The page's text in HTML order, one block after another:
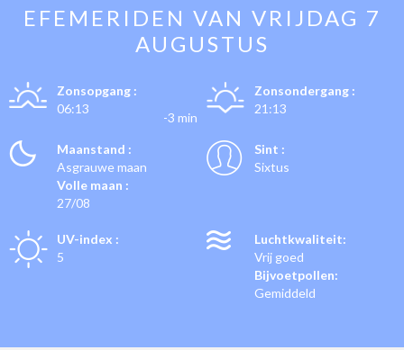
EFEMERIDEN VAN VRIJDAG 7
AUGUSTUS
Zonsopgang :
06:13
-3 min
Zonsondergang :
21:13
Maanstand :
Asgrauwe maan
Volle maan :
27/08
Sint :
Sixtus
UV-index :
5
Luchtkwaliteit:
Vrij goed
Bijvoetpollen:
Gemiddeld